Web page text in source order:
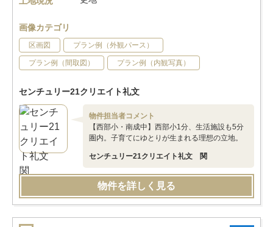
画像カテゴリ
区画図 プラン例（外観パース）
プラン例（間取図） プラン例（内観写真）
センチュリー21クリエイト礼文
物件担当者コメント
【西部小・南成中】西部小1分、生活施設も5分
圏内。子育てにゆとりが生まれる理想の立地。
センチュリー21クリエイト礼文 関
物件を詳しく見る